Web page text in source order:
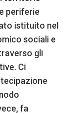
periferie
istituito nel
sociali e
gli
Ci
fa